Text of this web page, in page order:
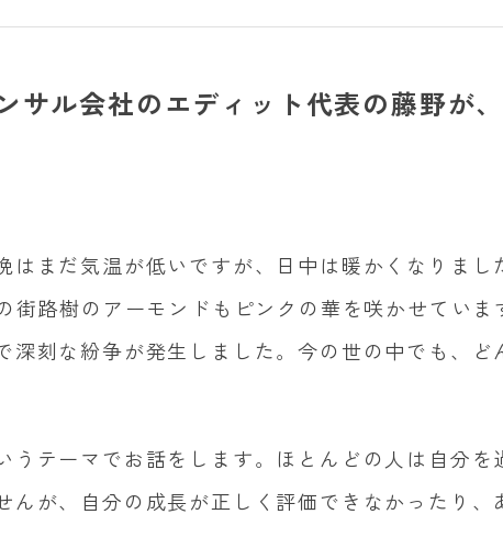
サル会社のエディット代表の藤野が
はまだ気温が低いですが、日中は暖かくなりまし
街路樹のアーモンドもピンクの華を咲かせてい
深刻な紛争が発生しました。今の世の中でも、
うテーマでお話をします。ほとんどの人は自分
んが、自分の成長が正しく評価できなかったり